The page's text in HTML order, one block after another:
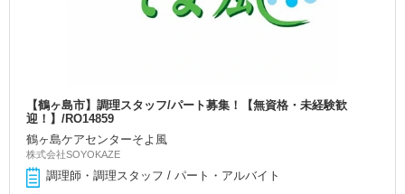
【鶴ヶ島市】調理スタッフ/パート募集！【無資格・未経験歓
迎！】/RO14859
鶴ヶ島ケアセンターそよ風
株式会社SOYOKAZE
調理師・調理スタッフ / パート・アルバイト